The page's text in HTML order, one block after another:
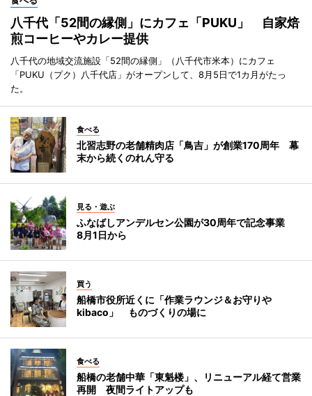
八千代「52間の縁側」にカフェ「PUKU」 自家焙
煎コーヒーやカレー提供
八千代の地域交流施設「52間の縁側」（八千代市米本）にカフェ
「PUKU（プク）八千代店」がオープンして、8月5日で1カ月がたっ
た。
食べる
北習志野の老舗精肉店「鳥吉」が創業170周年 幕
末から続くのれん守る
見る・遊ぶ
ふなばしアンデルセン公園が30周年で記念事業
8月1日から
買う
船橋市役所近くに「作業ラウンジ＆お守りや
kibaco」 ものづくりの場に
食べる
船橋の老舗中華「東魁楼」、リニューアル経て営業
再開 夜間ライトアップも